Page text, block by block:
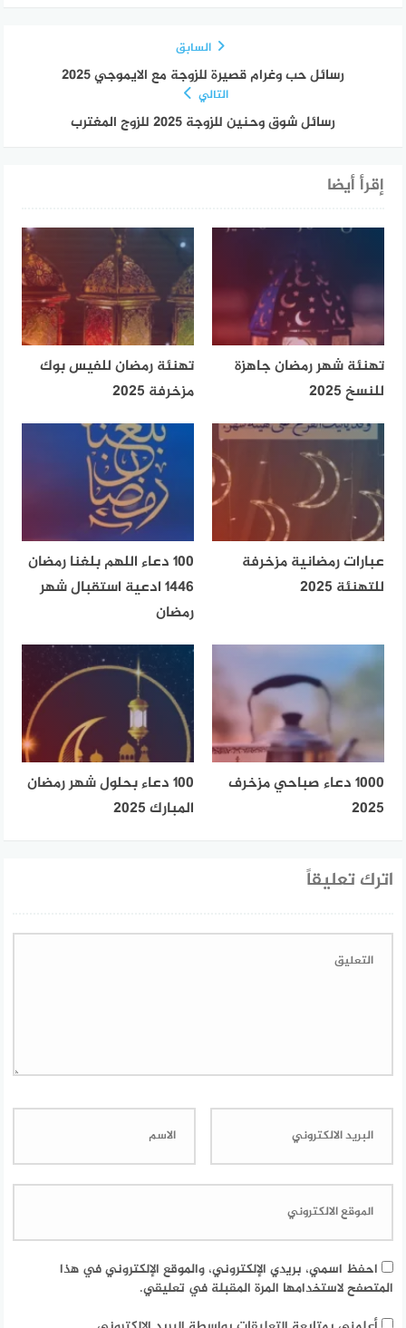
السابق
رسائل حب وغرام قصيرة للزوجة مع الايموجي 2025
التالي
رسائل شوق وحنين للزوجة 2025 للزوج المغترب
إقرأ أيضا
تهنئة شهر رمضان جاهزة
للنسخ 2025
تهنئة رمضان للفيس بوك
مزخرفة 2025
عبارات رمضانية مزخرفة
للتهنئة 2025
100 دعاء اللهم بلغنا رمضان
1446 ادعية استقبال شهر
رمضان
1000 دعاء صباحي مزخرف
2025
100 دعاء بحلول شهر رمضان
المبارك 2025
اترك تعليقاً
احفظ اسمي، بريدي الإلكتروني، والموقع الإلكتروني في هذا
المتصفح لاستخدامها المرة المقبلة في تعليقي.